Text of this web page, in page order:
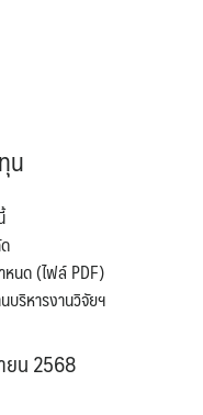
น
นด (ไฟล์ PDF)
ริหารงานวิจัยฯ
น 2568